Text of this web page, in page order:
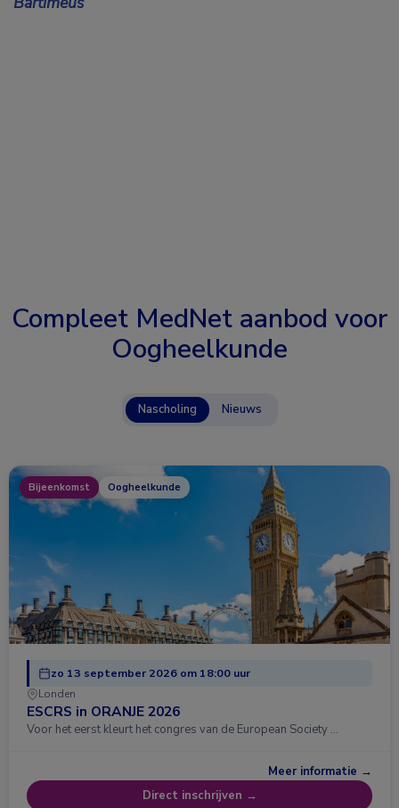
Compleet MedNet aanbod voor
Oogheelkunde
Nascholing Nieuws
Bijeenkomst Oogheelkunde
zo 13 september 2026 om 18:00 uur
Londen
ESCRS in ORANJE 2026
Voor het eerst kleurt het congres van de European Society …
Meer informatie →
Direct inschrijven →